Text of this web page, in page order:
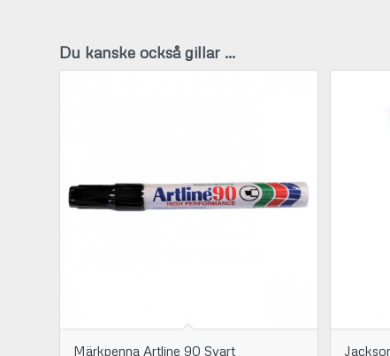
Du kanske också gillar …
Märkpenna Artline 90 Svart